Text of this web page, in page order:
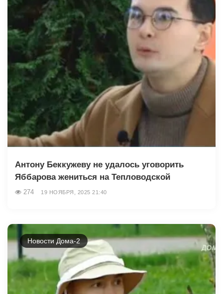
Антону Беккужеву не удалось уговорить
Яббарова жениться на Тепловодской
274 19 НОЯБРЯ, 2025 21:40
Новости Дома-2